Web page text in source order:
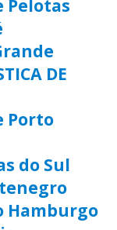
Pelotas
DE
Porto
do Sul
Hamburgo